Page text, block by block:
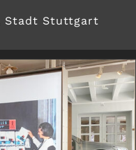
Stadt Stuttgart